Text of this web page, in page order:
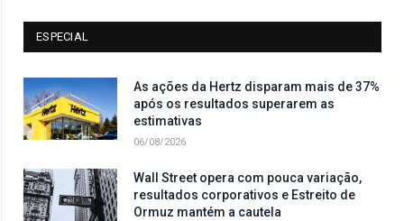
ESPECIAL
As ações da Hertz disparam mais de 37%
após os resultados superarem as
estimativas
06/08/2026
Wall Street opera com pouca variação,
resultados corporativos e Estreito de
Ormuz mantém a cautela